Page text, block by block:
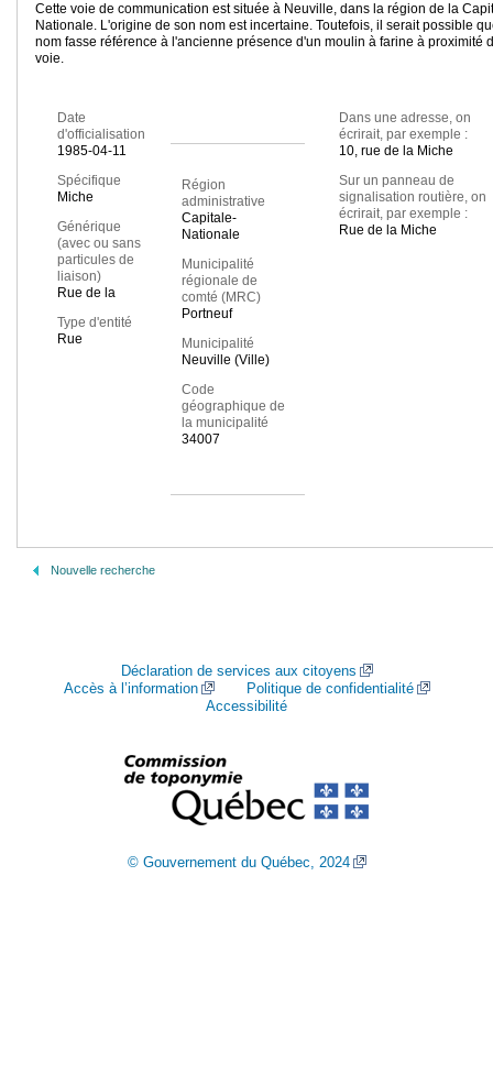
Cette voie de communication est située à Neuville, dans la région de la
Nationale. L'origine de son nom est incertaine. Toutefois, il serait possible
nom fasse référence à l'ancienne présence d'un moulin à farine à proximité
voie.
Date
d'officialisation
1985-04-11
Spécifique
Miche
Générique
(avec ou sans
particules de
liaison)
Rue de la
Type d'entité
Rue
Région
administrative
Capitale-
Nationale
Municipalité
régionale de
comté (MRC)
Portneuf
Municipalité
Neuville (Ville)
Code
géographique de
la municipalité
34007
Dans une adresse, on
écrirait, par exemple :
10, rue de la Miche
Sur un panneau de
signalisation routière, on
écrirait, par exemple :
Rue de la Miche
Nouvelle recherche
Déclaration de services aux citoyens
Accès à l’information
Politique de confidentialité
Accessibilité
© Gouvernement du Québec, 2024